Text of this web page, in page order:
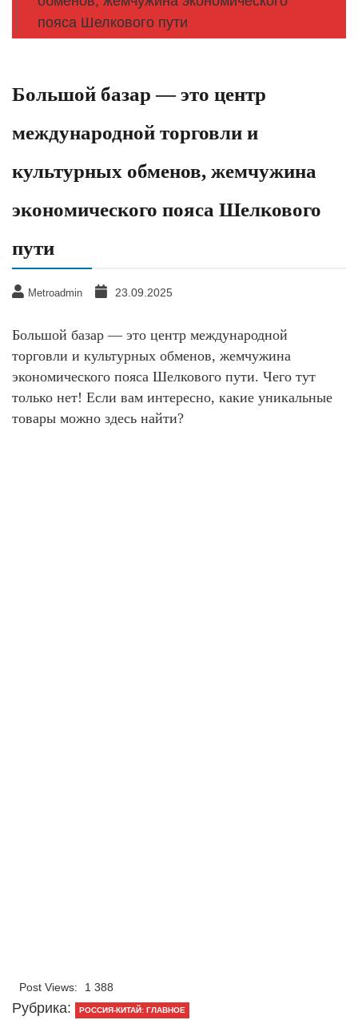
пояса Шелкового пути
Большой базар — это центр
международной торговли и
культурных обменов, жемчужина
экономического пояса Шелкового
пути
Metroadmin 23.09.2025
Большой базар — это центр международной
торговли и культурных обменов, жемчужина
экономического пояса Шелкового пути. Чего тут
только нет! Если вам интересно, какие уникальные
товары можно здесь найти?
Post Views: 1 388
Рубрика: РОССИЯ-КИТАЙ: ГЛАВНОЕ